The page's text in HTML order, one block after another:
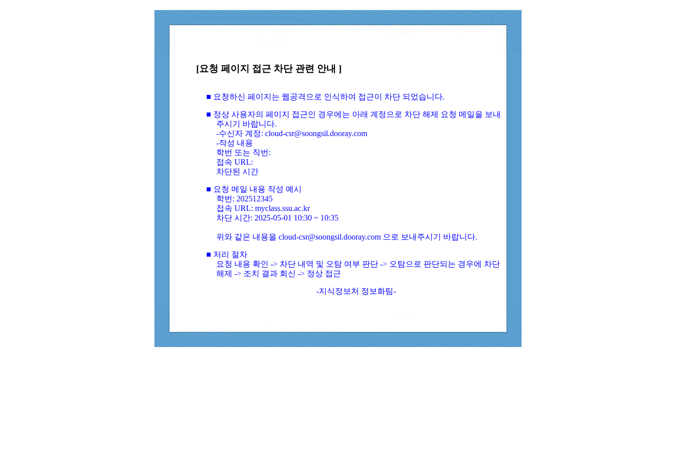
[요청 페이지 접근 차단 관련 안내 ]
■ 요청하신 페이지는 웹공격으로 인식하여 접근이 차단 되었습니다.
■ 정상 사용자의 페이지 접근인 경우에는 아래 계정으로 차단 해제 요청 메일을 보내
주시기 바랍니다.
-수신자 계정: cloud-csr@soongsil.dooray.com
-작성 내용
학번 또는 직번:
접속 URL:
차단된 시간
■ 요청 메일 내용 작성 예시
학번: 202512345
접속 URL: myclass.ssu.ac.kr
차단 시간: 2025-05-01 10:30 ~ 10:35
위와 같은 내용을 cloud-csr@soongsil.dooray.com 으로 보내주시기 바랍니다.
■ 처리 절차
요청 내용 확인 -> 차단 내역 및 오탐 여부 판단 -> 오탐으로 판단되는 경우에 차단
해제 -> 조치 결과 회신 -> 정상 접근
-지식정보처 정보화팀-